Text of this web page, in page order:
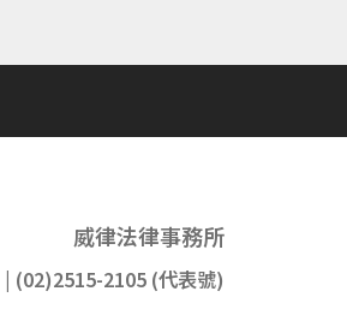
威律法律事務所
| (02)2515-2105 (代表號)